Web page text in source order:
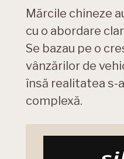
Mărcile chineze
cu o abordare
Se bazau pe o
vânzărilor de
însă realitatea s-
complexă.